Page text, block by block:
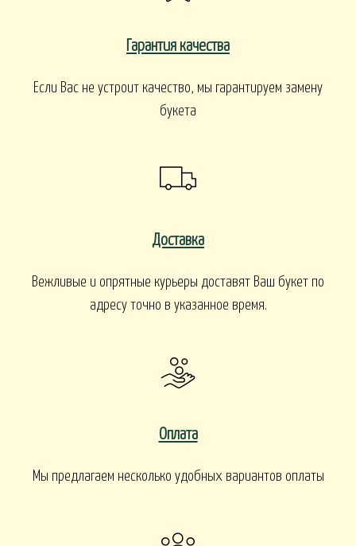
Гарантия качества
Если Вас не устроит качество, мы гарантируем замену
букета
Доставка
Вежливые и опрятные курьеры доставят Ваш букет по
адресу точно в указанное время.
Оплата
Мы предлагаем несколько удобных вариантов оплаты